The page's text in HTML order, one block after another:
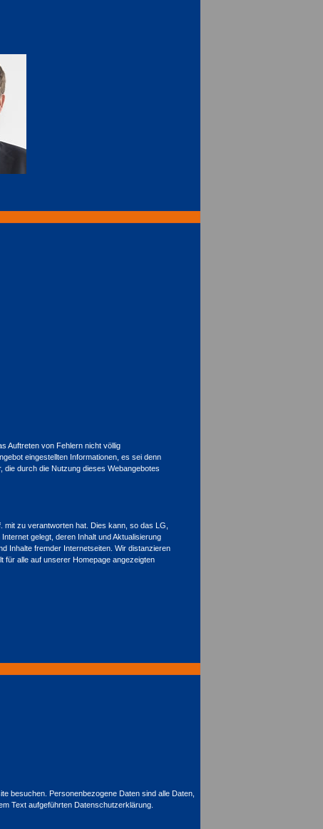
Auftreten von Fehlern nicht völlig
eingestellten Informationen, es sei denn
die durch die Nutzung dieses Webangebotes
zu verantworten hat. Dies kann, so das LG,
gelegt, deren Inhalt und Aktualisierung
Inhalte fremder Internetseiten. Wir distanzieren
für alle auf unserer Homepage angezeigten
besuchen. Personenbezogene Daten sind alle Daten,
Text aufgeführten Datenschutzerklärung.